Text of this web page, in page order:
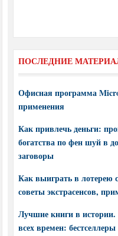
ПОСЛЕДНИЕ
Офисная программа
применения
Как привлечь деньги:
богатства по фен шуй в
заговоры
Как выиграть в лотерею
советы экстрасенсов,
Лучшие книги в
всех времен: